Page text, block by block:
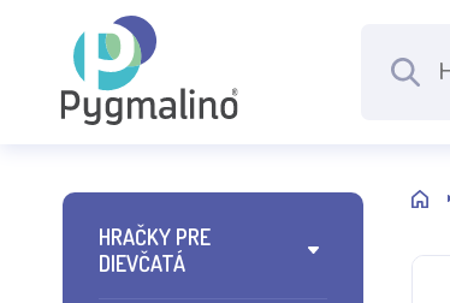
HRAČKY PRE
DIEVČATÁ